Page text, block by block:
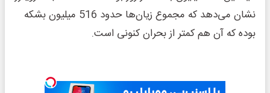
نشان می‌دهد که مجموع زیان‌ها حدود 516 میلیون بشکه
بوده که آن هم کمتر از بحران کنونی است.